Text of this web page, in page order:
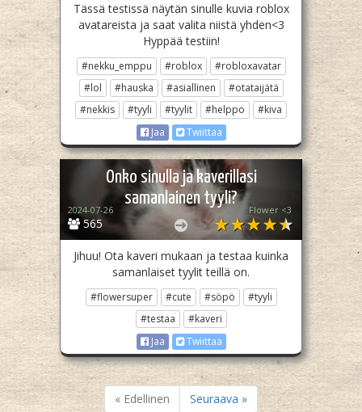
Tässä testissä näytän sinulle kuvia roblox
avatareista ja saat valita niistä yhden<3
Hyppää testiin!
#nekku_emppu #roblox
#robloxavatar
#lol
#hauska #asiallinen
#otataijätä
#nekkis
#tyyli #tyylit #helppo
#kiva
Jaa
Twiittaa
Onko sinulla ja kaverillasi
samanlainen tyyli?
565
2024-07-26 Flower <3
Jihuu! Ota kaveri mukaan ja testaa kuinka
samanlaiset tyylit teillä on.
#flowersuper #cute #söpö
#tyyli
#testaa
#kaveri
Jaa
Twiittaa
« Edellinen Seuraava »